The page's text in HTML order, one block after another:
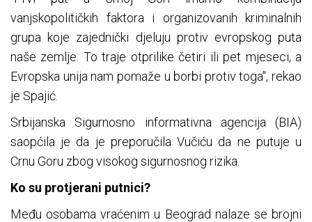
vanjskopolitičkih faktora i organizovanih kriminalnih
grupa koje zajednički djeluju protiv evropskog puta
naše zemlje. To traje otprilike četiri ili pet mjeseci, a
Evropska unija nam pomaže u borbi protiv toga", rekao
je Spajić.
Srbijanska Sigurnosno informativna agencija (BIA)
saopćila je da je preporučila Vučiću da ne putuje u
Crnu Goru zbog visokog sigurnosnog rizika.
Ko su protjerani putnici?
Među osobama vraćenim u Beograd nalaze se brojni